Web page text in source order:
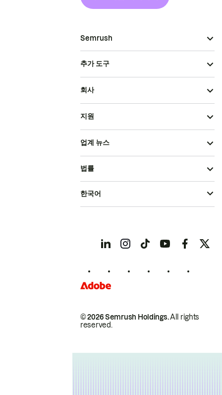
Semrush
추가 도구
회사
지원
업계 뉴스
© 2026 Semrush Holdings.All rights
reserved.
법률
한국어